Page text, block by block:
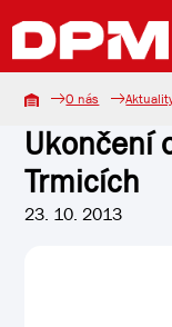
O nás
Ukončení
Trmicích
23. 10. 2013